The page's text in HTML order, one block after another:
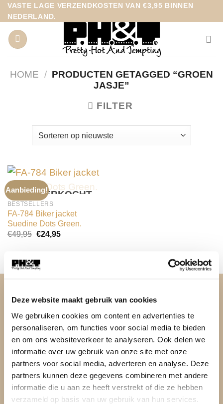
Deze website maakt gebruik van cookies
We gebruiken cookies om content en advertenties te
personaliseren, om functies voor social media te bieden
en om ons websiteverkeer te analyseren. Ook delen we
informatie over uw gebruik van onze site met onze
partners voor social media, adverteren en analyse. Deze
partners kunnen deze gegevens combineren met andere
informatie die u aan ze heeft verstrekt of die ze hebben
verzameld op basis van uw gebruik van hun services.
Ga
naar
inhoud
VASTE LAGE VERZENDKOSTEN VAN €3,95 BINNEN
NEDERLAND.
HOME / PRODUCTEN GETAGGED “GROEN
JASJE”
FILTER
Aanbieding!
UITVERKOCHT
BESTSELLERS
FA-784 Biker jacket
Suedine Dots Green.
€49,95 Oorspronkelijke
€24,95Huidige
OVER PH&T
Pretty Hot And Tempting
Be Bag
Kromme Spieringweg 205
2141 BP Vijfhuizen